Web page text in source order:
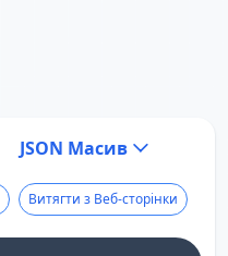
JSON Масив
Витягти з Веб-сторінки